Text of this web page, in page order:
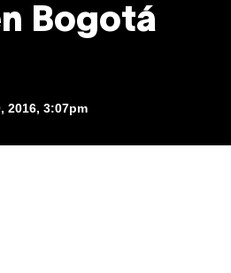
Bogotá
2016, 3:07pm